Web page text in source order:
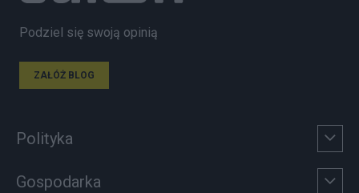
Podziel się swoją opinią
ZAŁÓŻ BLOG
Polityka
Gospodarka